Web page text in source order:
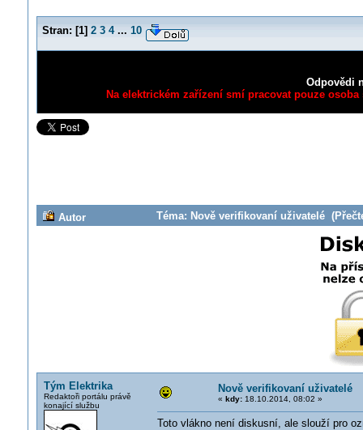
Stran: [1] 2 3 4 ... 10
Odpovědi
Na elektrickém zařízení smí pracovat pouze
Autor Téma: Nově verifikovaní uživatelé
Tým Elektrika
Redaktoři portálu právě
konající službu
Nově verifikovaní uživatelé
« kdy:18.10.2014, 08:02 »
Toto vlákno není diskusní, ale slouží pro